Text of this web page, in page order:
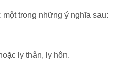
trong những ý nghĩa sau:
ly thân, ly hôn.